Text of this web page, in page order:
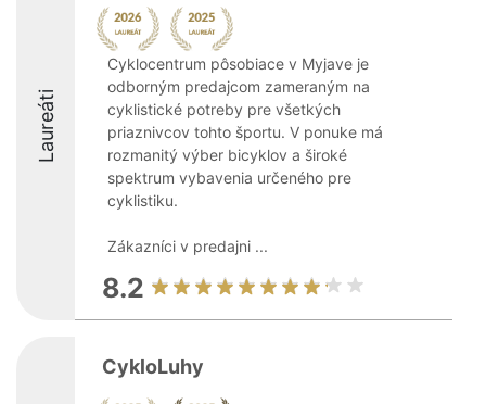
Laureáti
Cyklocentrum pôsobiace v Myjave je
odborným predajcom zameraným na
cyklistické potreby pre všetkých
priaznivcov tohto športu. V ponuke má
rozmanitý výber bicyklov a široké
spektrum vybavenia určeného pre
cyklistiku.
Zákazníci v predajni ...
8.2
CykloLuhy